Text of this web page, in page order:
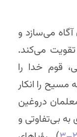
می‌سازد و
می‌کند.
قوم خدا را
را انکار
دروغین
به بی‌تفاوتی و